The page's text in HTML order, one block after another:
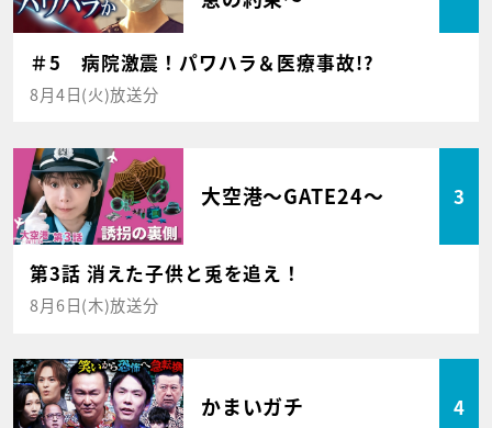
＃5 病院激震！パワハラ＆医療事故!?
8月4日(火)放送分
大空港～GATE24～ 3
第3話 消えた子供と兎を追え！
8月6日(木)放送分
かまいガチ 4